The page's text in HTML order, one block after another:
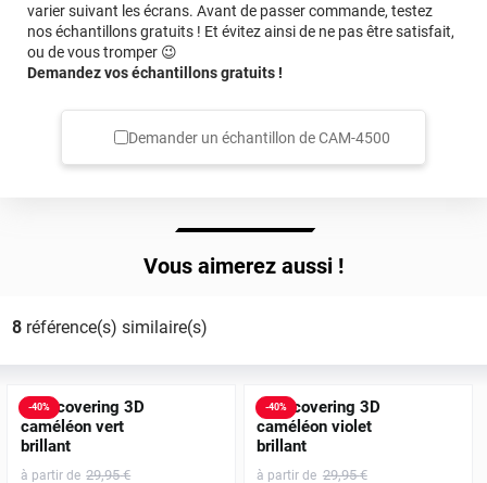
varier suivant les écrans. Avant de passer commande, testez
nos échantillons gratuits ! Et évitez ainsi de ne pas être satisfait,
ou de vous tromper 😉
Demandez vos échantillons gratuits !
Demander un échantillon deCAM-4500
Vous aimerez aussi !
8référence(s) similaire(s)
-40%
Film covering 3D
caméléon vert
brillant
à partir de 29,95 €
-40%
Film covering 3D
caméléon violet
brillant
à partir de 29,95 €